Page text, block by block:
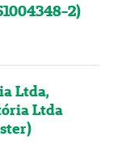
2)
Ltda,
Ltda